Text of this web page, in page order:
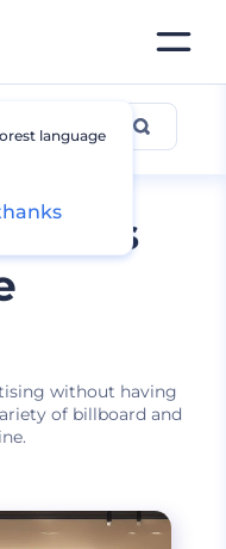
without having
of billboard and
language